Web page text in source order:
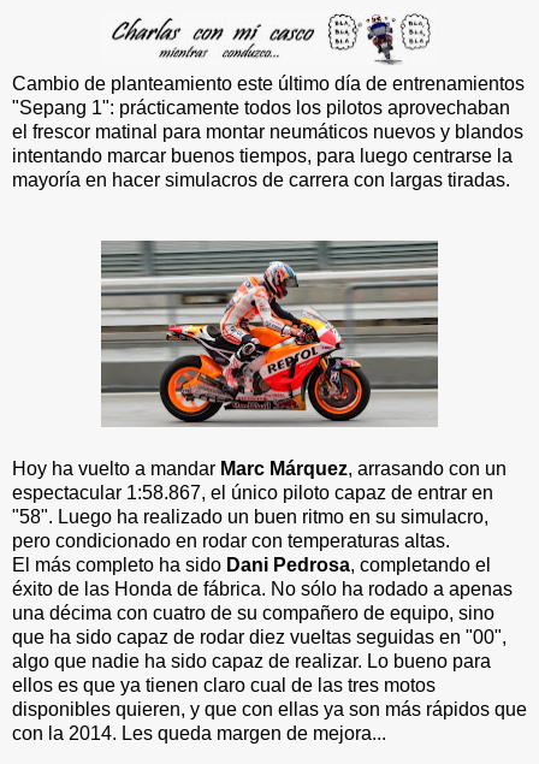
Cambio de planteamiento este último día de entrenamientos
"Sepang 1": prácticamente todos los pilotos aprovechaban
el frescor matinal para montar neumáticos nuevos y blandos
intentando marcar buenos tiempos, para luego centrarse la
mayoría en hacer simulacros de carrera con largas tiradas.
Hoy ha vuelto a mandar Marc Márquez, arrasando con un
espectacular 1:58.867, el único piloto capaz de entrar en
"58". Luego ha realizado un buen ritmo en su simulacro,
pero condicionado en rodar con temperaturas altas.
El más completo ha sido Dani Pedrosa, completando el
éxito de las Honda de fábrica. No sólo ha rodado a apenas
una décima con cuatro de su compañero de equipo, sino
que ha sido capaz de rodar diez vueltas seguidas en "00",
algo que nadie ha sido capaz de realizar. Lo bueno para
ellos es que ya tienen claro cual de las tres motos
disponibles quieren, y que con ellas ya son más rápidos que
con la 2014. Les queda margen de mejora...